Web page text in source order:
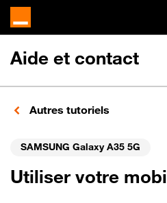
Aide et contact
Autres tutoriels
SAMSUNG Galaxy A35 5G
Utiliser votre